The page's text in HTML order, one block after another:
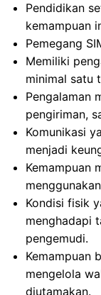
Pendidikan
kemampuan
Pemegang
Memiliki
minimal satu
Pengalaman
pengiriman,
Komunikasi
menjadi
Kemampuan
Kondisi fisik
menghadapi
pengemudi.
Kemampuan
mengelola
diutamakan.